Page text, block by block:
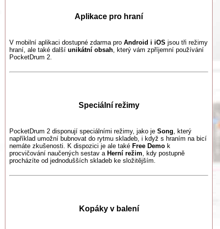
Aplikace pro hraní
V mobilní aplikaci dostupné zdarma pro Android i iOS jsou tři režimy
hraní, ale také další unikátní obsah, který vám zpříjemní používání
PocketDrum 2.
Speciální režimy
PocketDrum 2 disponují speciálními režimy, jako je Song, který
například umožní bubnovat do rytmu skladeb, i když s hraním na bicí
nemáte zkušenosti. K dispozici je ale také Free Demo k
procvičování naučených sestav a Herní režim, kdy postupně
procházíte od jednodušších skladeb ke složitějším.
Kopáky v balení